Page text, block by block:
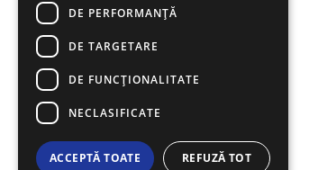
DE PERFORMANȚĂ
DE TARGETARE
DE FUNCŢIONALITATE
NECLASIFICATE
ACCEPTĂ TOATE REFUZĂ TOT